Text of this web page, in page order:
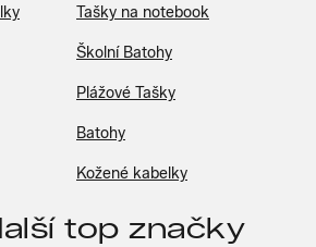
Tašky na notebook
Školní Batohy
Plážové Tašky
Batohy
Kožené kabelky
top značky